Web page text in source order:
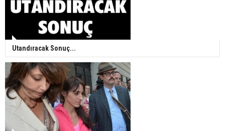
Utandıracak Sonuç...